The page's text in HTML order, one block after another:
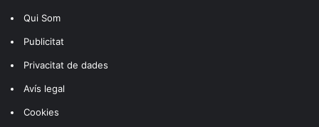
Qui Som
Publicitat
Privacitat de dades
Avís legal
Cookies